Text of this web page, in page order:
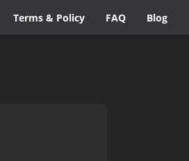
Terms & Policy FAQ Blog